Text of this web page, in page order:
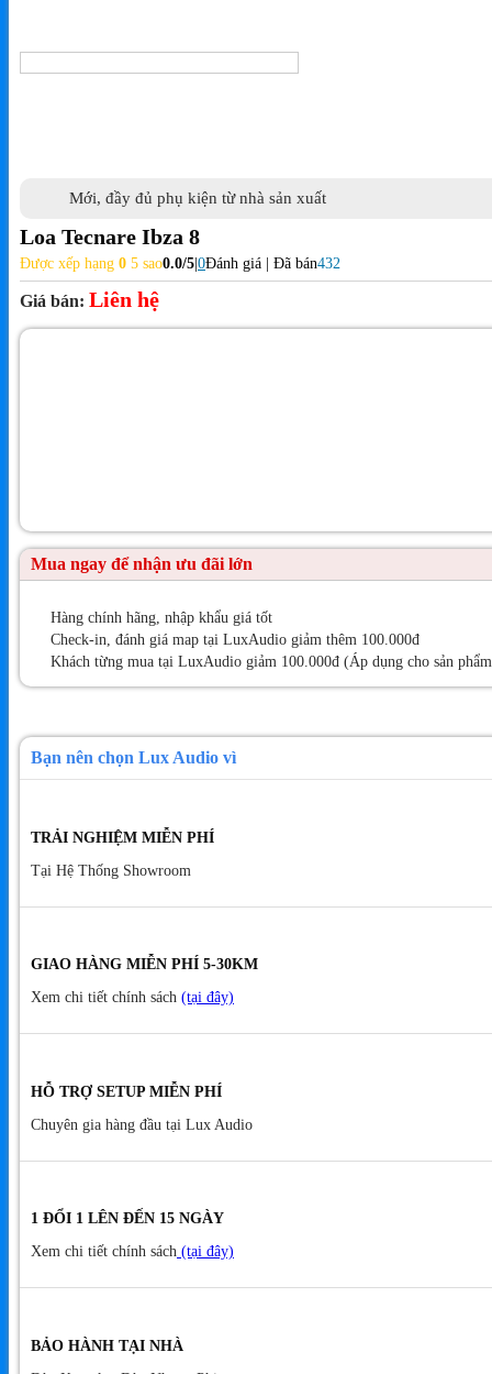
Mới, đầy đủ phụ kiện từ nhà sản xuất
Loa Tecnare Ibza 8
Được xếp hạng 0 5 sao0.0/5 0Đánh giá | Đã bán432
Giá bán: Liên hệ
Mua ngay để nhận ưu đãi lớn
Hàng chính hãng, nhập khẩu giá tốt
Check-in, đánh giá map tại LuxAudio giảm thêm 100.000đ
Khách từng mua tại LuxAudio giảm 100.000đ (Áp dụng cho sản
Bạn nên chọn Lux Audio vì
TRẢI NGHIỆM MIỄN PHÍ
Tại Hệ Thống Showroom
GIAO HÀNG MIỄN PHÍ 5-30KM
Xem chi tiết chính sách (tại đây)
HỖ TRỢ SETUP MIỄN PHÍ
Chuyên gia hàng đầu tại Lux Audio
1 ĐỔI 1 LÊN ĐẾN 15 NGÀY
Xem chi tiết chính sách (tại đây)
BẢO HÀNH TẠI NHÀ